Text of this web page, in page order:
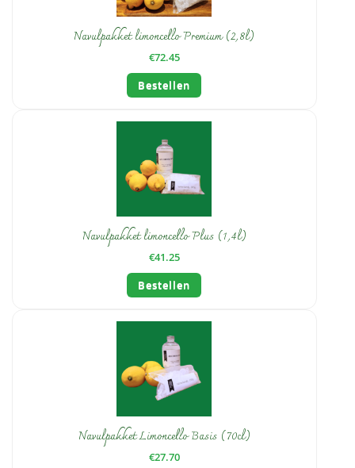
Navulpakket limoncello Premium (2,8l)
€72.45
Bestellen
Navulpakket limoncello Plus (1,4l)
€41.25
Bestellen
Navulpakket Limoncello Basis (70cl)
€27.70